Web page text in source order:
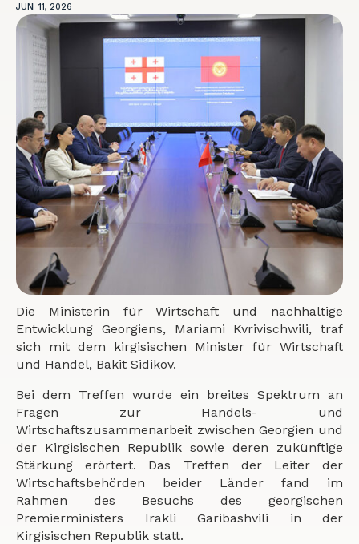
JUNI 11, 2026
Die Ministerin für Wirtschaft und nachhaltige
Entwicklung Georgiens, Mariami Kvrivischwili, traf
sich mit dem kirgisischen Minister für Wirtschaft
und Handel, Bakit Sidikov.
Bei dem Treffen wurde ein breites Spektrum an
Fragen zur Handels- und
Wirtschaftszusammenarbeit zwischen Georgien und
der Kirgisischen Republik sowie deren zukünftige
Stärkung erörtert. Das Treffen der Leiter der
Wirtschaftsbehörden beider Länder fand im
Rahmen des Besuchs des georgischen
Premierministers Irakli Garibashvili in der
Kirgisischen Republik statt.